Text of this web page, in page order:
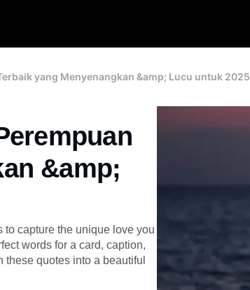
yang Menyenangkan &amp; Lucu untuk 2025
&amp;
to capture the unique love you
words for a card, caption,
quotes into a beautiful